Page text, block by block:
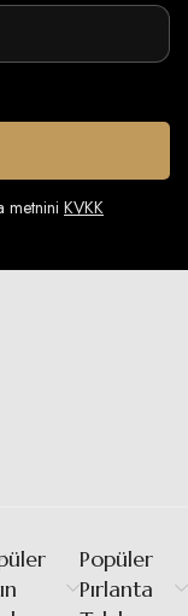
metnini KVKK
Popüler
Pırlanta